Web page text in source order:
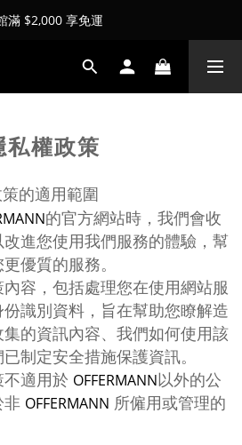
滿 $2,000 享免運
私權政策
的適用範圍
的官方網站時，我們會收
進您使用我們服務的體驗，幫
優質的服務。
容，包括處理您在使用網站服
識別資料，旨在幫助您瞭解造
的資訊內容、我們如何使用該
制定安全措施保護資訊。
適用於 OFFERMANN以外的公
非 OFFERMANN 所僱用或管理的